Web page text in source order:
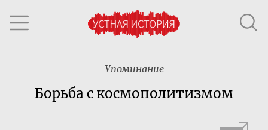
Упоминание
Борьба с космополитизмом